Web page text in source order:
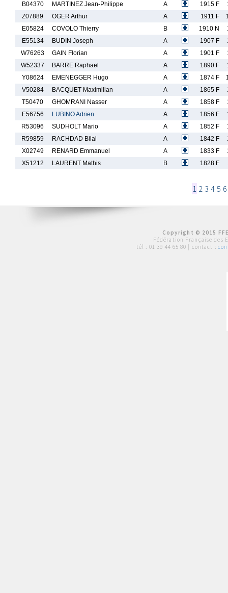
B04370
MARTINEZ Jean-Philippe A 1915 F
Z07889
OGER Arthur A 1911 F
E05824
COVOLO Thierry B 1910 N
E55134
BUDIN Joseph A 1907 F
W76263
GAIN Florian A 1901 F
W52337
BARRE Raphael A 1890 F
Y08624
EMENEGGER Hugo A 1874 F
V50284
BACQUET Maximilian A 1865 F
T50470
GHOMRANI Nasser A 1858 F
E56756
LUBINO Adrien A 1856 F
R53096
SUDHOLT Mario A 1852 F
R59859
RACHDAD Bilal A 1842 F
X02749
RENARD Emmanuel A 1833 F
X51212
LAURENT Mathis B 1828 F
1 2 3 4 5 6
Copyright © 2015
Fédération Française des
tél : 01 39 44 65 80 | contact :